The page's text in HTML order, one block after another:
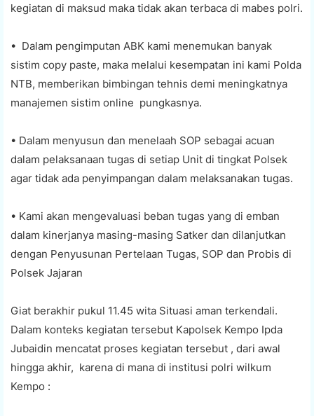
kegiatan di maksud maka tidak akan terbaca di mabes polri.
• Dalam pengimputan ABK kami menemukan banyak
sistim copy paste, maka melalui kesempatan ini kami Polda
NTB, memberikan bimbingan tehnis demi meningkatnya
manajemen sistim online pungkasnya.
• Dalam menyusun dan menelaah SOP sebagai acuan
dalam pelaksanaan tugas di setiap Unit di tingkat Polsek
agar tidak ada penyimpangan dalam melaksanakan tugas.
• Kami akan mengevaluasi beban tugas yang di emban
dalam kinerjanya masing-masing Satker dan dilanjutkan
dengan Penyusunan Pertelaan Tugas, SOP dan Probis di
Polsek Jajaran
Giat berakhir pukul 11.45 wita Situasi aman terkendali.
Dalam konteks kegiatan tersebut Kapolsek Kempo Ipda
Jubaidin mencatat proses kegiatan tersebut , dari awal
hingga akhir, karena di mana di institusi polri wilkum
Kempo :